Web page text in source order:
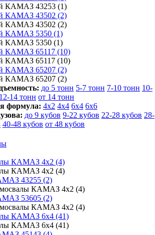
КАМАЗ 43253 (1)
КАМАЗ 43502 (2)
КАМАЗ 43502 (2)
КАМАЗ 5350 (1)
КАМАЗ 5350 (1)
КАМАЗ 65117 (10)
КАМАЗ 65117 (10)
КАМАЗ 65207 (2)
КАМАЗ 65207 (2)
до 5 тонн 5-7 тонн 7-10 тонн 10-
12-14 тонн от 14 тонн
формула: 4x2 4x4 6x4 6x6
до 9 кубов 9-22 кубов 22-28 кубов 28-
40-48 кубов от 48 кубов
КАМАЗ 4х2 (4)
КАМАЗ 4х2 (4)
43255 (2)
КАМАЗ 4х2 (4)
53605 (2)
КАМАЗ 4х2 (4)
КАМАЗ 6х4 (41)
КАМАЗ 6х4 (41)